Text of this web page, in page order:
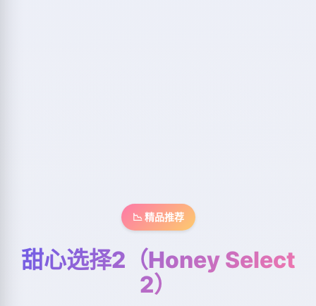
📉 精品推荐
甜心选择2（Honey Select
2）